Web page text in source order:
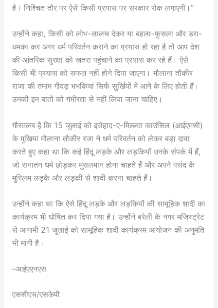
है। निश्चित तौर पर ऐसे किसी प्रयास पर सरकार रोक लगाएगी।”
उन्होंने कहा, किसी को लोभ-लालच देकर या बहला-फुसला और डरा-
धमका कर अगर धर्म परिवर्तन कराने का प्रयास हो रहा है तो आप देश
की आंतरिक सुरक्षा को खतरा पहुंचाने का प्रयास कर रहे हैं। ऐसे
किसी भी प्रयास को सफल नहीं होने दिया जाएगा। मौलाना तौकीर
राजा की तमाम गीदड़ भभकियां सिर्फ सुर्खियों में आने के लिए होती हैं।
उनकी इन बातों को गंभीरता से नहीं लिया जाना चाहिए।
गौरतलब है कि 15 जुलाई को इत्तेहाद-ए-मिल्लत काउंसिल (आईएमसी)
के मुखिया मौलाना तौकीर रजा ने धर्म परिवर्तन को लेकर बड़ा दावा
करते हुए कहा था कि कई हिंदू लड़के और लड़कियों उनके संपर्क में हैं,
जो सनातन धर्म छोड़कर मुसलमान होना चाहते हैं और अपने पसंद के
मुस्लिम लड़के और लड़की से शादी करना चाहते हैं।
उन्होंने कहा था कि ऐसे हिंदू लड़के और लड़कियों की सामूहिक शादी का
कार्यक्रम भी घोषित कर दिया गया है। उन्होंने बरेली के नगर मजिस्ट्रेट
से आगामी 21 जुलाई को सामूहिक शादी कार्यक्रम आयोजन की अनुमति
भी मांगी है।
–आईएएनएस
एससीएच/एसकेपी